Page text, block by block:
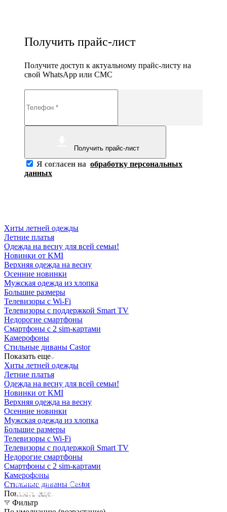
Получить прайс-лист
Получите доступ к актуальному прайс-листу на
свой WhatsApp или СМС
Получить прайс-лист
Я согласен на обработку персональных
данных
Хиты летней одежды
Летние платья
Одежда на весну для всей семьи!
Новинки от KMI
Верхняя одежда на весну
Осенние новинки
Мужская одежда из хлопка
Большие размеры
Телевизоры с Wi-Fi
Телевизоры с поддержкой Smart TV
Недорогие смартфоны
Смартфоны с 2 sim-картами
Камерофоны
Стильные диваны Castor
Показать еще
Хиты летней одежды
Летние платья
Одежда на весну для всей семьи!
Новинки от KMI
Верхняя одежда на весну
Осенние новинки
Мужская одежда из хлопка
Большие размеры
Телевизоры с Wi-Fi
Телевизоры с поддержкой Smart TV
Недорогие смартфоны
Смартфоны с 2 sim-картами
Камерофоны
Стильные диваны Castor
Показать еще
Фильтр
Освещение
Здания префектуры ТиНАО
Освещение
Калужский завод путевых машин и гидроприводов
Освещение
СТРОИТЕЛЬНЫЙ ГИПЕРМАРКЕТ «ЛЕРУА
МЕРЛЕН»
Освещение
Железнодорожный вокзал Арзамас-1